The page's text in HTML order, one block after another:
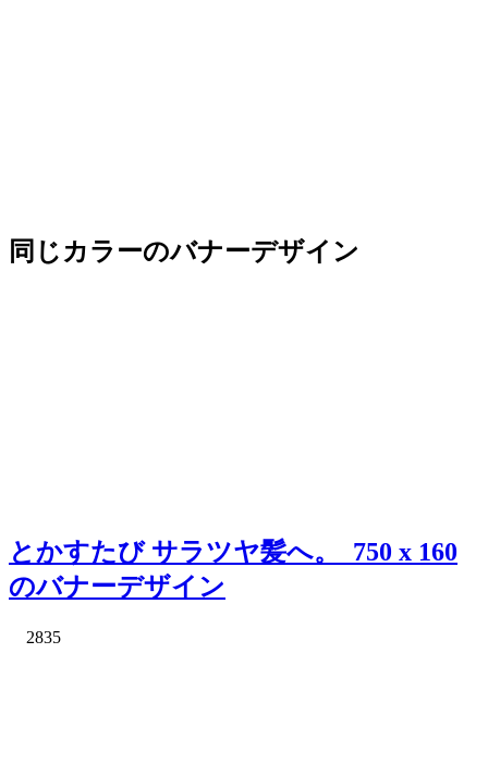
同じカラーのバナーデザイン
とかすたび サラツヤ髪へ。_750 x 160
のバナーデザイン
2835